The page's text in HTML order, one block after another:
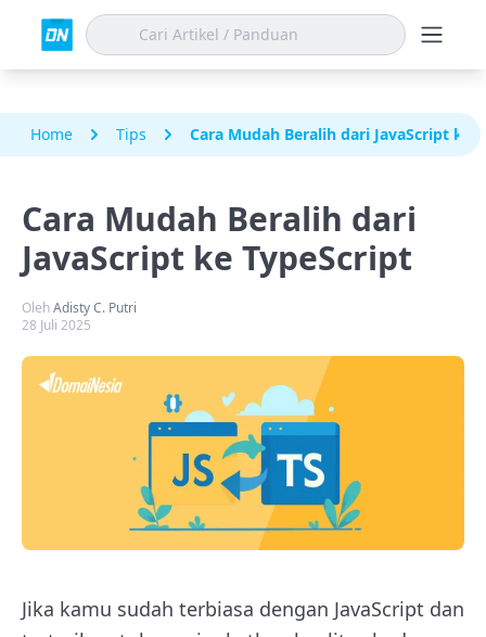
Home Tips Cara Mudah Beralih dari JavaScript ke
Cara Mudah Beralih dari
JavaScript ke TypeScript
OlehAdisty C. Putri
28 Juli 2025
Jika kamu sudah terbiasa dengan JavaScript dan